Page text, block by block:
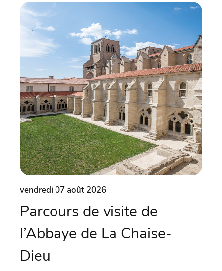
vendredi 07 août 2026
Parcours de visite de
l’Abbaye de La Chaise-
Dieu